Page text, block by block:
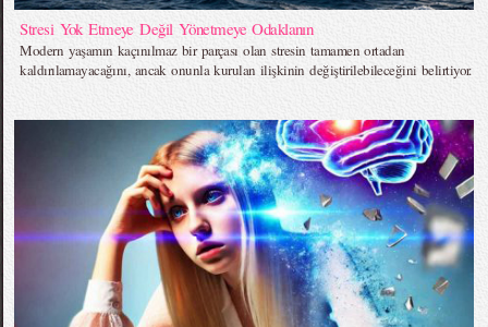
Stresi Yok Etmeye Değil Yönetmeye Odaklanın
Modern yaşamın kaçınılmaz bir parçası olan stresin tamamen ortadan
kaldırılamayacağını, ancak onunla kurulan ilişkinin değiştirilebileceğini belirtiyor.